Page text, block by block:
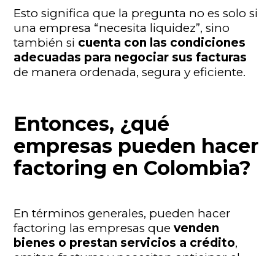
Esto significa que la pregunta no es solo si
una empresa “necesita liquidez”, sino
también si cuenta con las condiciones
adecuadas para negociar sus facturas
de manera ordenada, segura y eficiente.
Entonces, ¿qué
empresas pueden hacer
factoring en Colombia?
En términos generales, pueden hacer
factoring las empresas quevenden
bienes o prestan servicios a crédito,